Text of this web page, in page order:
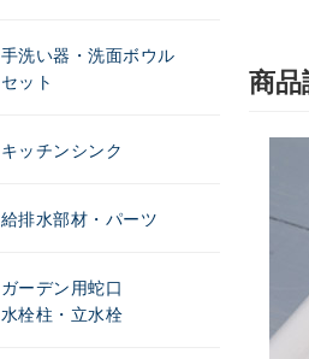
手洗い器・洗面ボウル
セット
キッチンシンク
給排水部材・パーツ
ガーデン用蛇口
水栓柱・立水栓
商品